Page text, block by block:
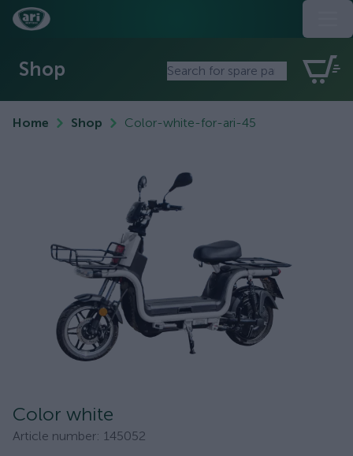
Shop
Home Shop Color-white-for-ari-45
Color white
Article number: 145052